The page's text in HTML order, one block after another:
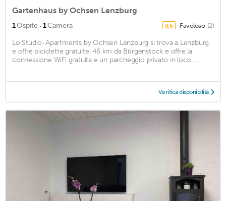
Gartenhaus by Ochsen Lenzburg
1Ospite · 1Camera 8,6 Favoloso (2)
Lo Studio-Apartments by Ochsen Lenzburg si trova a Lenzburg
e offre biciclette gratuite. 46 km da Bürgenstock e offre la
connessione WiFi gratuita e un parcheggio privato in loco. ...
Verifica disponibilità